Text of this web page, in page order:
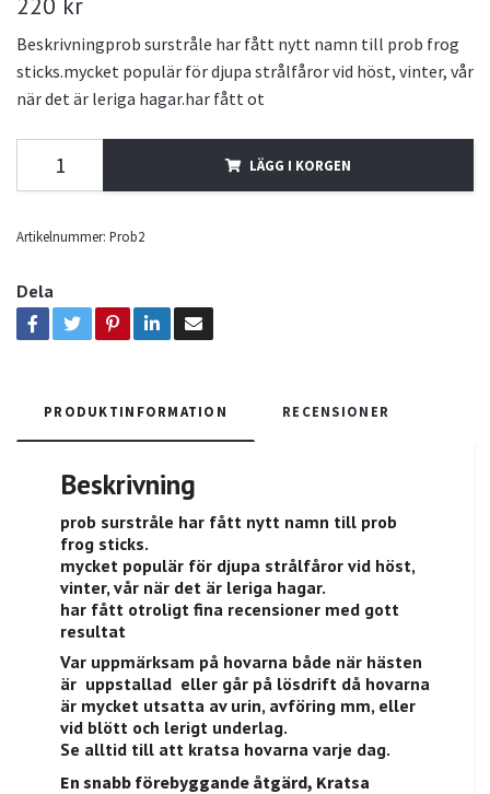
Beskrivningprob surstråle har fått nytt namn till prob frog
sticks.mycket populär för djupa strålfåror vid höst, vinter, vår
när det är leriga hagar.har fått ot
LÄGG I KORGEN
Artikelnummer: Prob2
Dela
PRODUKTINFORMATION RECENSIONER
Beskrivning
prob surstråle har fått nytt namn till prob
frog sticks.
mycket populär för djupa strålfåror vid höst,
vinter, vår när det är leriga hagar.
har fått otroligt fina recensioner med gott
resultat
Var uppmärksam på hovarna både när hästen
är uppstallad eller går på lösdrift då hovarna
är mycket utsatta av urin, avföring mm, eller
vid blött och lerigt underlag.
Se alltid till att kratsa hovarna varje dag.
En snabb förebyggande åtgärd, Kratsa